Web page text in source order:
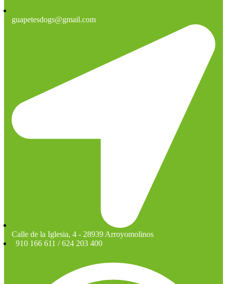
guapetesdogs@gmail.com
Calle de la Iglesia, 4 - 28939 Arroyomolinos
910 166 611 / 624 203 400